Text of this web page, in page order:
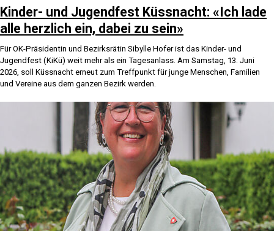
Kinder- und Jugendfest Küssnacht: «Ich lade
alle herzlich ein, dabei zu sein»
Für OK-Präsidentin und Bezirksrätin Sibylle Hofer ist das Kinder- und
Jugendfest (KiKü) weit mehr als ein Tagesanlass. Am Samstag, 13. Juni
2026, soll Küssnacht erneut zum Treffpunkt für junge Menschen, Familien
und Vereine aus dem ganzen Bezirk werden.